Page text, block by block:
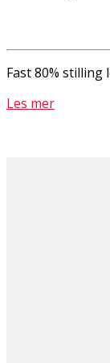
Fast 80% stilling
Les mer